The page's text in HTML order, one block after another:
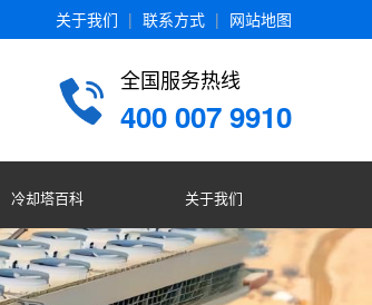
关于我们 | 联系方式 | 网站地图
全国服务热线
400 007 9910
冷却塔百科 关于我们